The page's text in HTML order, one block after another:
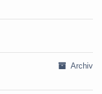
Archiv